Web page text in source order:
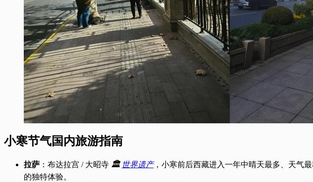
小寒节气国内旅游指南
拉萨 ：布达拉宫 / 大昭寺 🏛️ 世界遗产，小寒前后西藏进入一年中晴天最多、天气
的独特体验。